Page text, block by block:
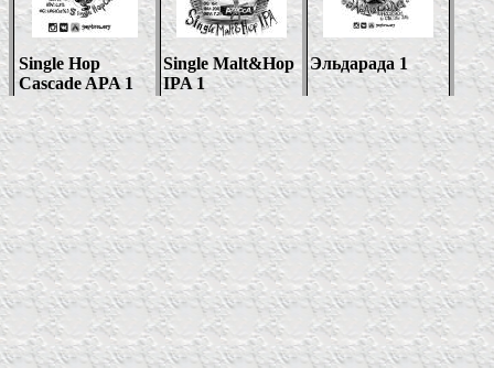
Single Hop
Cascade APA 1
Single Malt&Hop
IPA 1
Эльдарада 1